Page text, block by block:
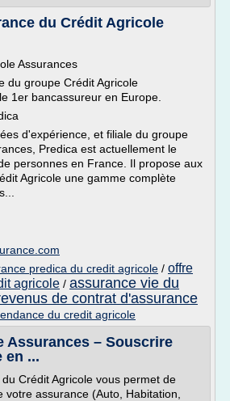
du Crédit Agricole
Assurances
du groupe Crédit Agricole
1er bancassureur en Europe.
d'expérience, et filiale du groupe
Predica est actuellement le
personnes en France. Il propose aux
Agricole une gamme complète
predica du credit agricole / offre
agricole / assurance vie du
de contrat d'assurance
du credit agricole
Assurances – Souscrire
en ...
Crédit Agricole vous permet de
votre assurance (Auto, Habitation,